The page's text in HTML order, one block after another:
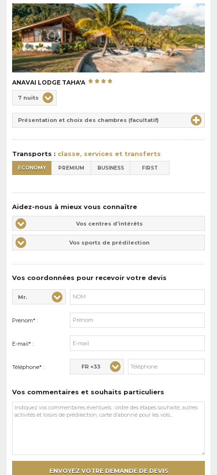
ANAVAI LODGE TAHA'A
de
pension
:
Durée
7 nuits
Présentation et choix des chambres (facultatif)
Transports : classe, services et transferts
ECONOMY PREMIUM BUSINESS FIRST
Aidez-nous à mieux vous connaître
Vos
centres
d'intérêts
Vos centres d'intérêts
Vos
sports
Vos sports de prédilection
Vos coordonnées pour recevoir votre devis
Civilité* :
Mr.
Nom* :
Prénom* :
E-mail* :
Téléphone* : FR +33
Vos commentaires et souhaits particuliers
Vos
commentaires
ENVOYEZ VOTRE DEMANDE DE DEVIS